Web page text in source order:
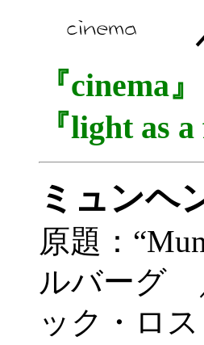
『cinema
『light as
ミュンヘ
原題：
ルバーグ
ック・ロ